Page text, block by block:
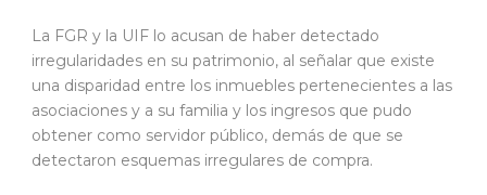
La FGR y la UIF lo acusan de haber detectado
irregularidades en su patrimonio, al señalar que existe
una disparidad entre los inmuebles pertenecientes a las
asociaciones y a su familia y los ingresos que pudo
obtener como servidor público, demás de que se
detectaron esquemas irregulares de compra.